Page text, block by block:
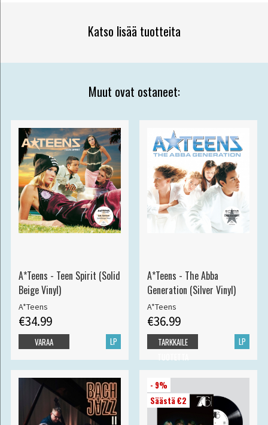
Katso lisää tuotteita
Muut ovat ostaneet:
A*Teens - Teen Spirit (Solid
Beige Vinyl)
A*Teens
€34.99
LP
VARAA
A*Teens - The Abba
Generation (Silver Vinyl)
A*Teens
€36.99
LP
TARKKAILE
- 9%
Säästä €2